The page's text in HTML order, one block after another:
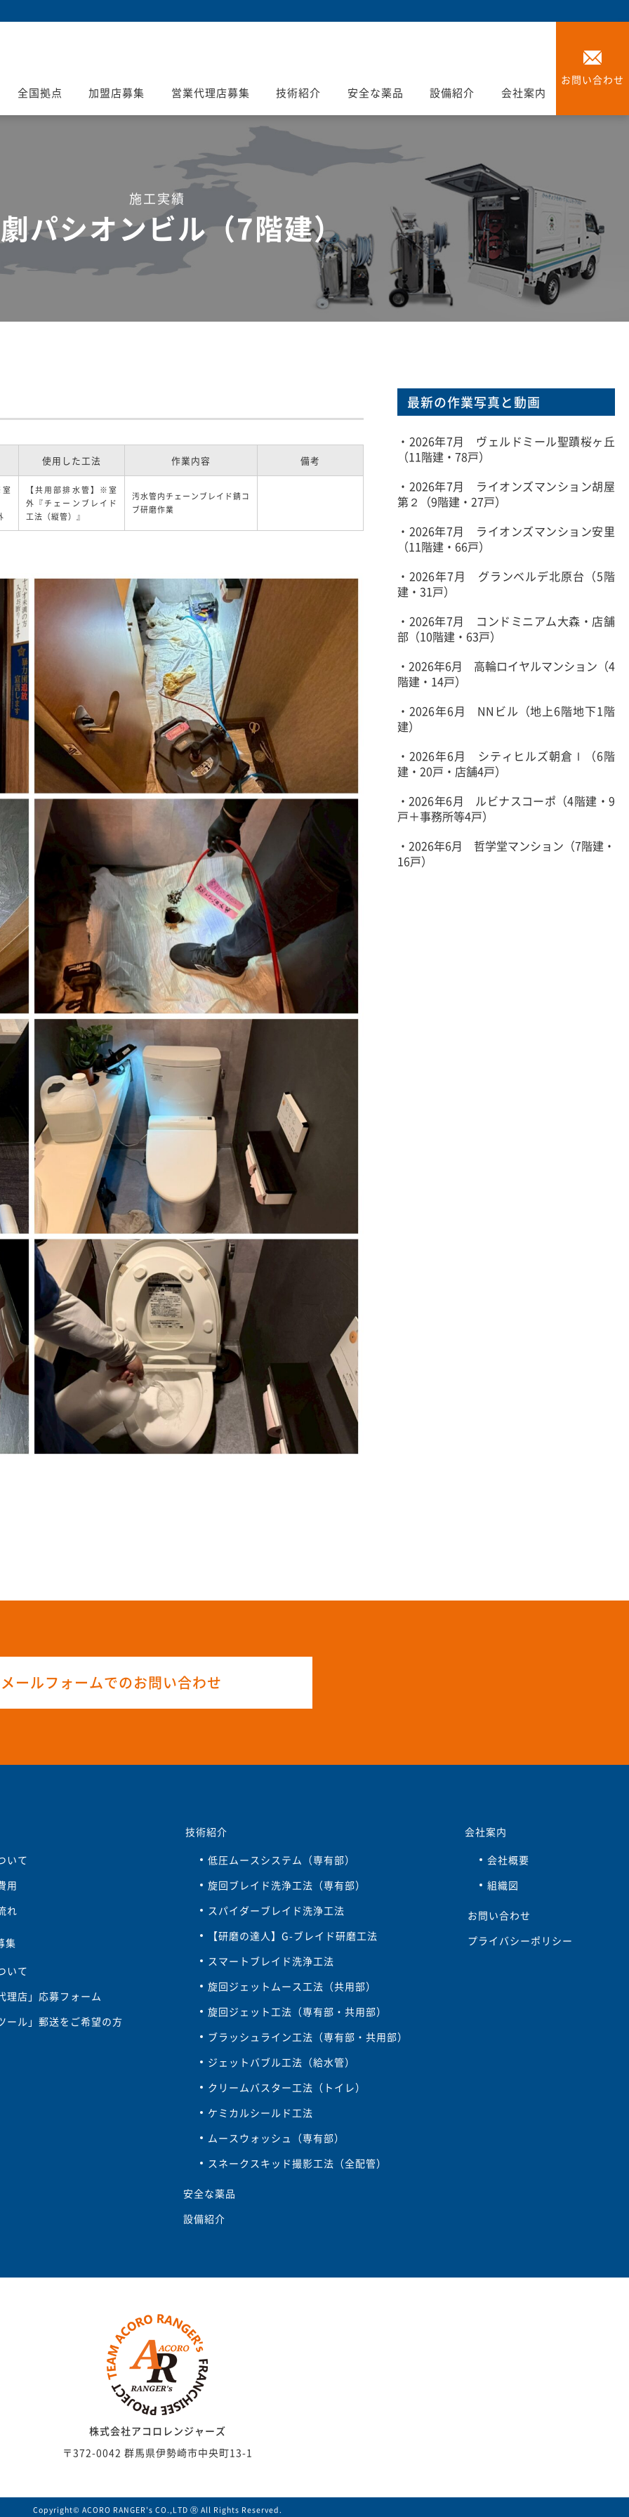
全国拠点 加盟店募集 営業代理店募集 技術紹介 安全な薬品 設備紹介 会社案内
お問い合わせ
施工実績
パシオンビル（7階建）
使用した工法 作業内容 備考
【共用部排水管】※室
外『チェーンブレイド
工法（縦管）』
汚水管内チェーンブレイド錆コ
ブ研磨作業
最新の作業写真と動画
・2026年7月 ヴェルドミール聖蹟桜ヶ丘
（11階建・78戸）
・2026年7月 ライオンズマンション胡屋
第２（9階建・27戸）
・2026年7月 ライオンズマンション安里
（11階建・66戸）
・2026年7月 グランベルデ北原台（5階
建・31戸）
・2026年7月 コンドミニアム大森・店舗
部（10階建・63戸）
・2026年6月 高輪ロイヤルマンション（4
階建・14戸）
・2026年6月 NNビル（地上6階地下1階
建）
・2026年6月 シティヒルズ朝倉Ⅰ（6階
建・20戸・店舗4戸）
・2026年6月 ルビナスコーポ（4階建・9
戸＋事務所等4戸）
・2026年6月 哲学堂マンション（7階建・
16戸）
メールフォームでのお問い合わせ
いて
用
れ
集
いて
理店」応募フォーム
ール」郵送をご希望の方
技術紹介
低圧ムースシステム（専有部）
旋回ブレイド洗浄工法（専有部）
スパイダーブレイド洗浄工法
【研磨の達人】G-ブレイド研磨工法
スマートブレイド洗浄工法
旋回ジェットムース工法（共用部）
旋回ジェット工法（専有部・共用部）
ブラッシュライン工法（専有部・共用部）
ジェットバブル工法（給水管）
クリームバスター工法（トイレ）
ケミカルシールド工法
ムースウォッシュ（専有部）
スネークスキッド撮影工法（全配管）
安全な薬品
設備紹介
会社案内
会社概要
組織図
お問い合わせ
プライバシーポリシー
株式会社アコロレンジャーズ
〒372-0042 群馬県伊勢崎市中央町13-1
Copyright© ACORO RANGER's CO.,LTD Ⓡ All Rights Reserved.